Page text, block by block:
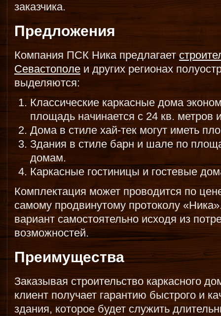
заказчика.
Предложения
Компания ПСК Ника предлагает
Севастополеи других регионах
выделяются:
Классические каркасные дома
площадь начинается с 24 кв. метров
Дома в стиле хай-тек могут иметь
Здания в стиле барн и шале по
домам.
Каркасные гостиницы и гостевые
Комплектация может проводится по
самому продвинутому протоколу
вариант самостоятельно исходя из
возможностей.
Преимущества
Заказывая строительство каркасного
клиент получает гарантию быстрого и
здания, которое будет служить